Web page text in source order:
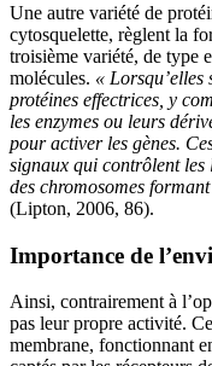
Une autre variété de
cytosquelette, règlent la
troisième variété, de type
molécules. « Lorsqu’elles
protéines effectrices, y
les enzymes ou leurs
pour activer les gènes.
signaux qui contrôlent les
des chromosomes
(Lipton, 2006, 86).
Importance de
Ainsi, contrairement à
pas leur propre activité.
membrane, fonctionnant